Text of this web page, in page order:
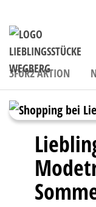
3FÜR2 AKTION